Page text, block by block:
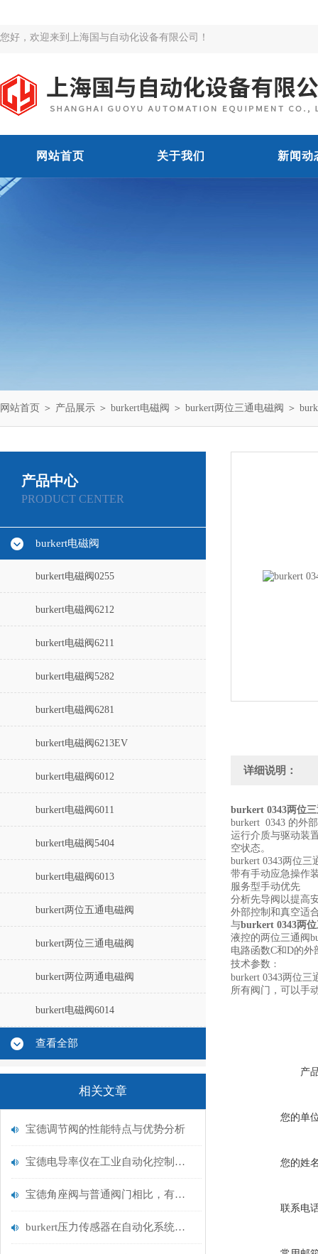
您好，欢迎来到上海国与自动化设备有限公司！
网站首页 关于我们 新闻动
网站首页 ＞ 产品展示 ＞ burkert电磁阀 ＞ burkert两位三通电磁阀 ＞
产品中心
PRODUCT CENTER
burkert电磁阀
burkert电磁阀0255
burkert电磁阀6212
burkert电磁阀6211
burkert电磁阀5282
burkert电磁阀6281
burkert电磁阀6213EV
burkert电磁阀6012
burkert电磁阀6011
burkert电磁阀5404
burkert电磁阀6013
burkert两位五通电磁阀
burkert两位三通电磁阀
burkert两位两通电磁阀
burkert电磁阀6014
查看全部
相关文章
宝德调节阀的性能特点与优势分析
宝德电导率仪在工业自动化控制中的重要性
宝德角座阀与普通阀门相比，有何优势？
burkert压力传感器在自动化系统中的应用
详细说明：
burkert 0343两位
burkert 0343 的外
运行介质与驱动装
空状态。
burkert 0343两位三
带有手动应急操作
服务型手动优先
分析先导阀以提高
外部控制和真空适
与burkert 0343两
液控的两位三通阀
电路函数C和D的外
技术参数 ：
burkert 0343两位
所有阀门，可以手
产
您的单
您的姓
联系电